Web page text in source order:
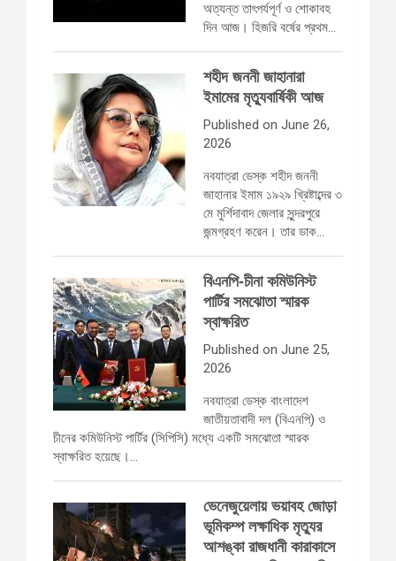
অত্যন্ত তাৎপর্যপূর্ণ ও শোকাবহ
দিন আজ। হিজরি বর্ষের প্রথম…
শহীদ জননী জাহানারা
ইমামের মৃত্যুবার্ষিকী আজ
Published on June 26,
2026
নবযাত্রা ডেস্ক শহীদ জননী
জাহানার ইমাম ১৯২৯ খ্রিষ্টাব্দের ৩
মে মুর্শিদাবাদ জেলার সুন্দরপুরে
জন্মগ্রহণ করেন। তার ডাক…
বিএনপি-চীনা কমিউনিস্ট
পার্টির সমঝোতা স্মারক
স্বাক্ষরিত
Published on June 25,
2026
নবযাত্রা ডেস্ক বাংলাদেশ
জাতীয়তাবাদী দল (বিএনপি) ও
চীনের কমিউনিস্ট পার্টির (সিপিসি) মধ্যে একটি সমঝোতা স্মারক
স্বাক্ষরিত হয়েছে।…
ভেনেজুয়েলায় ভয়াবহ জোড়া
ভূমিকম্প লক্ষাধিক মৃত্যুর
আশঙ্কা রাজধানী কারাকাসে